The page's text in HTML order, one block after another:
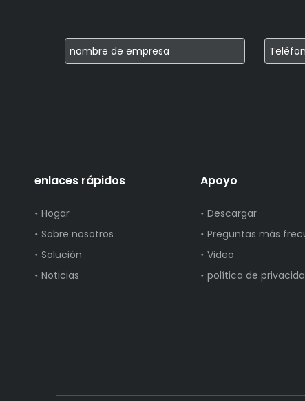
enlaces rápidos
Hogar
Sobre nosotros
Solución
Noticias
Apoyo
Descargar
Preguntas más
Video
política de